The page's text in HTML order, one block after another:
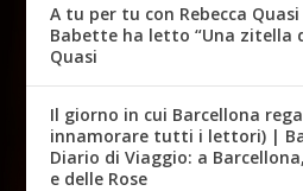
A tu per tu con Rebecca
Babette ha letto “Una zitella
Quasi
Il giorno in cui Barcellona
innamorare tutti i lettori) |
Diario di Viaggio: a
e delle Rose